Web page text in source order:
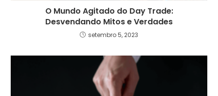
O Mundo Agitado do Day Trade:
Desvendando Mitos e Verdades
setembro 5, 2023